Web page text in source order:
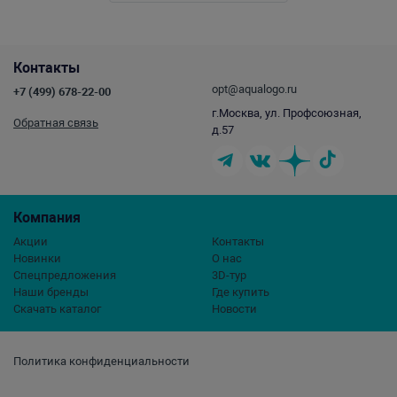
Политика конфиденциальности
Компания
Акции
Новинки
Спецпредложения
Наши бренды
Скачать каталог
Контакты
О нас
3D-тур
Где купить
Новости
Контакты
+7 (499) 678-22-00
Обратная связь
opt@aqualogo.ru
г.Москва, ул. Профсоюзная,
д.57